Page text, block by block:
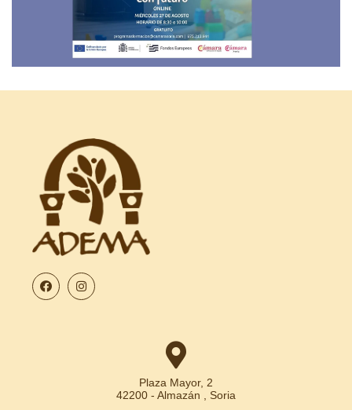
Plaza Mayor, 2
42200 - Almazán , Soria